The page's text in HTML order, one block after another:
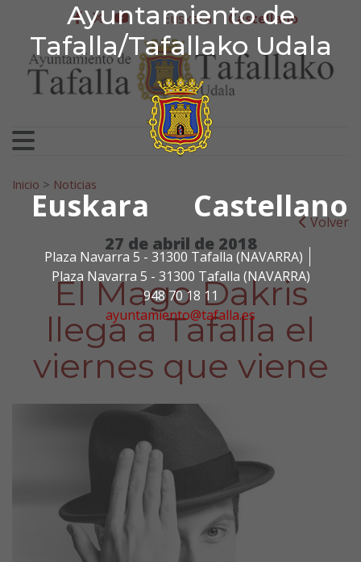
Ayuntamiento de
Tafalla/Tafallako Udala
Euskara Castellano
Plaza Navarra 5 - 31300 Tafalla (NAVARRA)
Plaza Navarra 5 - 31300 Tafalla (NAVARRA)
948 70 18 11
ayuntamiento@tafalla.es
Ir al contenido
Ayuntamiento de
facebook
twitter
youtube
Euskera Castellano
Search for:
Inicio > Noticias
Volver
27 de abril de 2018
El Mago Dakris
llega a Tafalla el
viernes que viene